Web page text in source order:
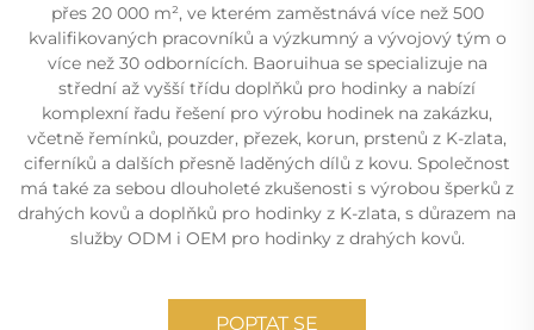
přes 20 000 m², ve kterém zaměstnává více než 500
kvalifikovaných pracovníků a výzkumný a vývojový tým o
více než 30 odbornících. Baoruihua se specializuje na
střední až vyšší třídu doplňků pro hodinky a nabízí
komplexní řadu řešení pro výrobu hodinek na zakázku,
včetně řemínků, pouzder, přezek, korun, prstenů z K-zlata,
ciferníků a dalších přesně laděných dílů z kovu. Společnost
má také za sebou dlouholeté zkušenosti s výrobou šperků z
drahých kovů a doplňků pro hodinky z K-zlata, s důrazem na
služby ODM i OEM pro hodinky z drahých kovů.
POPTAT SE